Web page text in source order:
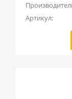
Артикул: